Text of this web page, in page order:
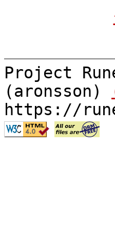
Project
(aronsson)
https://